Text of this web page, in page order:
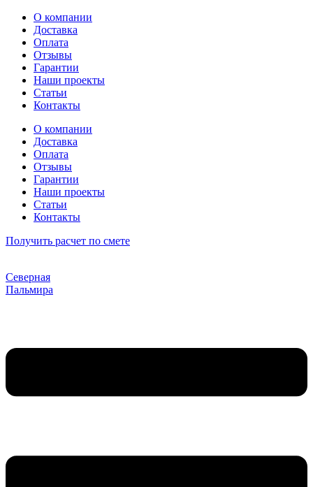
Перейти
содержимому
О компании
Доставка
Оплата
Отзывы
Гарантии
Наши проекты
Статьи
Контакты
О компании
Доставка
Оплата
Отзывы
Гарантии
Наши проекты
Статьи
Контакты
Получить расчет по смете
Северная
Пальмира